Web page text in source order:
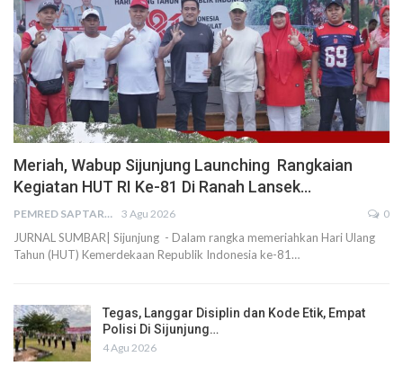
Meriah, Wabup Sijunjung Launching Rangkaian
Kegiatan HUT RI Ke-81 Di Ranah Lansek…
PEMRED SAPTARIUS 3 Agu 2026 0
JURNAL SUMBAR| Sijunjung - Dalam rangka memeriahkan Hari Ulang
Tahun (HUT) Kemerdekaan Republik Indonesia ke-81…
Tegas, Langgar Disiplin dan Kode Etik, Empat
Polisi Di Sijunjung…
4 Agu 2026